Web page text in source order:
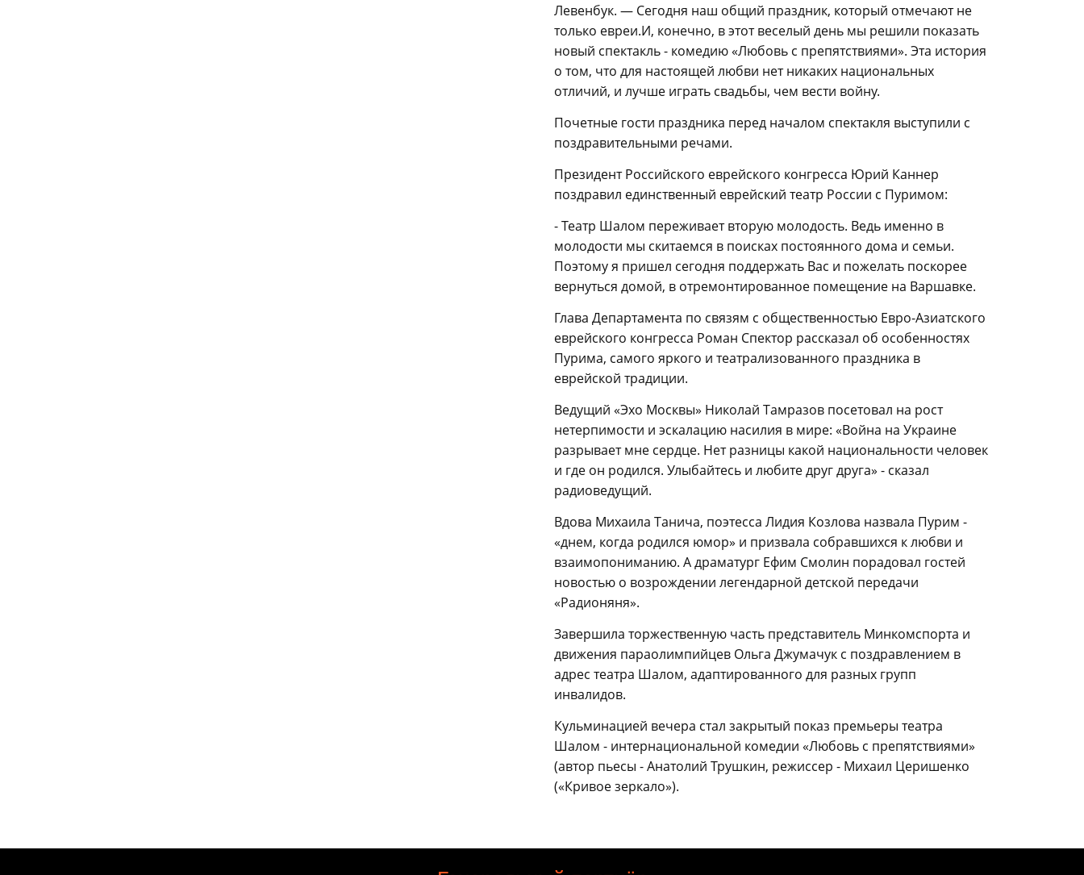
Левенбук. — Сегодня наш общий праздник, который отмечают не
только евреи.И, конечно, в этот веселый день мы решили показать
новый спектакль - комедию «Любовь с препятствиями». Эта история
о том, что для настоящей любви нет никаких национальных
отличий, и лучше играть свадьбы, чем вести войну.
Почетные гости праздника перед началом спектакля выступили с
поздравительными речами.
Президент Российского еврейского конгресса Юрий Каннер
поздравил единственный еврейский театр России с Пуримом:
- Театр Шалом переживает вторую молодость. Ведь именно в
молодости мы скитаемся в поисках постоянного дома и семьи.
Поэтому я пришел сегодня поддержать Вас и пожелать поскорее
вернуться домой, в отремонтированное помещение на Варшавке.
Глава Департамента по связям с общественностью Евро-Азиатского
еврейского конгресса Роман Спектор рассказал об особенностях
Пурима, самого яркого и театрализованного праздника в
еврейской традиции.
Ведущий «Эхо Москвы» Николай Тамразов посетовал на рост
нетерпимости и эскалацию насилия в мире: «Война на Украине
разрывает мне сердце. Нет разницы какой национальности человек
и где он родился. Улыбайтесь и любите друг друга» - сказал
радиоведущий.
Вдова Михаила Танича, поэтесса Лидия Козлова назвала Пурим -
«днем, когда родился юмор» и призвала собравшихся к любви и
взаимопониманию. А драматург Ефим Смолин порадовал гостей
новостью о возрождении легендарной детской передачи
«Радионяня».
Завершила торжественную часть представитель Минкомспорта и
движения параолимпийцев Ольга Джумачук с поздравлением в
адрес театра Шалом, адаптированного для разных групп
инвалидов.
Кульминацией вечера стал закрытый показ премьеры театра
Шалом - интернациональной комедии «Любовь с препятствиями»
(автор пьесы - Анатолий Трушкин, режиссер - Михаил Церишенко
(«Кривое зеркало»).